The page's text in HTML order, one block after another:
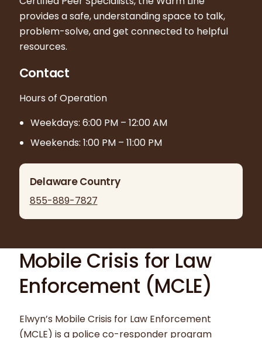
provides a safe, understanding space to talk,
problem-solve, and get connected to helpful
resources.
Contact
Hours of Operation
Weekdays: 6:00 PM – 12:00 AM
Weekends: 1:00 PM – 11:00 PM
Delaware Country
855-889-7827
Mobile Crisis for Law
Enforcement (MCLE)
Elwyn’s Mobile Crisis for Law Enforcement
(MCLE) is a police co-responder program